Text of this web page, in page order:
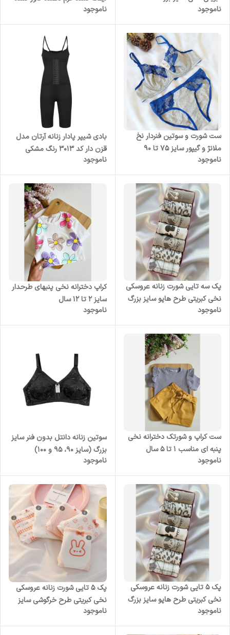
ناموجود
بغل سینه و پهلو بدون فنر
ناموجود
ست شورت و سوتین فنردار نخ
ملانژ و گیپور سایز 75 تا 90
ناموجود
بادی شیپر پادار زنانه آرتان مدل
قزن دار کد 3013 رنگ مشکی
ناموجود
پک سه تایی شورت زنانه عروسکی
نخی کبریتی طرح هاپو سایز بزرگ
3X
ناموجود
کراپ دخترانه نخی پنبهای طرحدار
سایز 2 تا 12 سال
ناموجود
ست کراپ و شورتک دخترانه نخی
پنبه ای مناسب 1 تا 5 سال
ناموجود
سوتین زنانه دانتل بدون فنر سایز
بزرگ (سایز 90، 95 و 100)
ناموجود
پک 5 تایی شورت زنانه عروسکی
نخی کبریتی طرح هاپو سایز بزرگ
3 ایکس لارج
ناموجود
پک 5 تایی شورت زنانه عروسکی
نخی کبریتی طرح خرگوشی سایز
بزرگ 3XL
ناموجود